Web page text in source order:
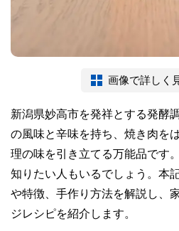
画像で詳しく
新潟県妙高市を発祥とする発酵
の風味と辛味を持ち、焼き肉を
理の味を引き立てる万能品です
知りたい人もいるでしょう。本
や特徴、手作り方法を解説し、
ジレシピを紹介します。